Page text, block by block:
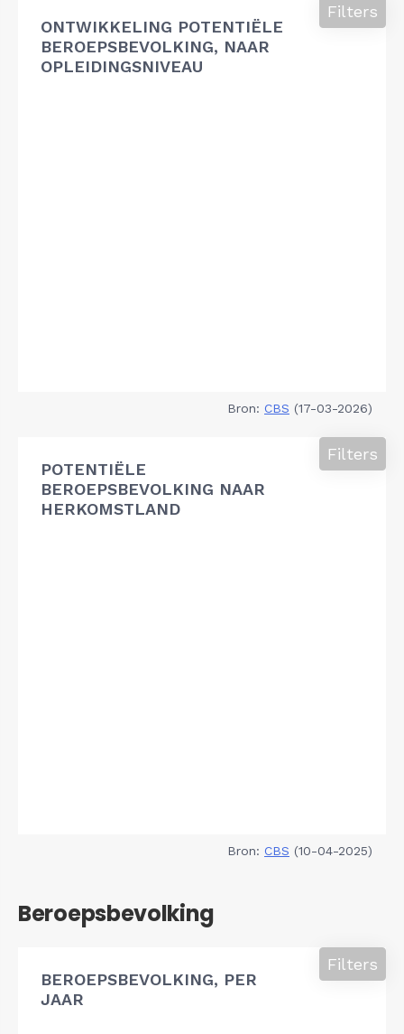
ONTWIKKELING POTENTIËLE
BEROEPSBEVOLKING, NAAR
OPLEIDINGSNIVEAU
Filters
Bron: CBS (17-03-2026)
POTENTIËLE
BEROEPSBEVOLKING NAAR
HERKOMSTLAND
Filters
Bron: CBS (10-04-2025)
Beroepsbevolking
BEROEPSBEVOLKING, PER
JAAR
Filters